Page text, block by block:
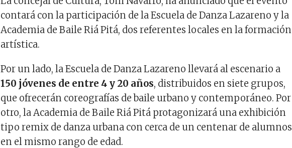
contará con la participación de la Escuela de Danza Lazareno y la
Academia de Baile Riá Pitá, dos referentes locales en la formación
artística.
Por un lado, la Escuela de Danza Lazareno llevará al escenario a
150 jóvenes de entre 4 y 20 años, distribuidos en siete grupos,
que ofrecerán coreografías de baile urbano y contemporáneo. Por
otro, la Academia de Baile Riá Pitá protagonizará una exhibición
tipo remix de danza urbana con cerca de un centenar de alumnos
en el mismo rango de edad.